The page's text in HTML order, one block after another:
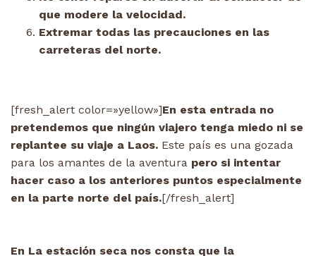
que modere la velocidad.
Extremar todas las precauciones en las
carreteras del norte.
[fresh_alert color=»yellow»]En esta entrada no
pretendemos que ningún viajero tenga miedo ni se
replantee su viaje a Laos. Este país es una gozada
para los amantes de la aventura pero si intentar
hacer caso a los anteriores puntos especialmente
en la parte norte del país.[/fresh_alert]
En La estación seca nos consta que la